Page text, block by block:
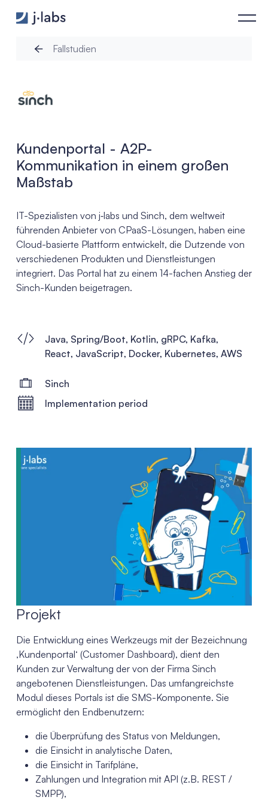
Kundenportal – A2P-Kommunikation in einem großen
Fallstudien
Kundenportal - A2P-
Kommunikation in einem großen
Maßstab
IT-Spezialisten von j‑labs und Sinch, dem weltweit
führenden Anbieter von CPaaS-Lösungen, haben eine
Cloud-basierte Plattform entwickelt, die Dutzende von
verschiedenen Produkten und Dienstleistungen
integriert. Das Portal hat zu einem 14-fachen Anstieg der
Sinch-Kunden beigetragen.
Java, Spring/Boot, Kotlin, gRPC, Kafka,
React, JavaScript, Docker, Kubernetes, AWS
Sinch
Implementation period
Projekt
Die Entwicklung eines Werkzeugs mit der Bezeichnung
‚Kundenportal‘ (Customer Dashboard), dient den
Kunden zur Verwaltung der von der Firma Sinch
angebotenen Dienstleistungen. Das umfangreichste
Modul dieses Portals ist die SMS-Komponente. Sie
ermöglicht den Endbenutzern:
die Überprüfung des Status von Meldungen,
die Einsicht in analytische Daten,
die Einsicht in Tarifpläne,
Zahlungen und Integration mit API (z.B. REST /
SMPP),